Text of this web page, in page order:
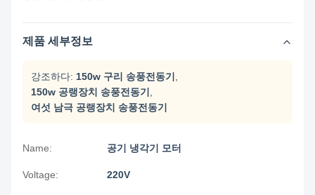
제품 세부정보
강조하다: 150w 구리 송풍전동기 ,
150w 공랭장치 송풍전동기 ,
여섯 남극 공랭장치 송풍전동기
Name: 공기 냉각기 모터
Voltage: 220V